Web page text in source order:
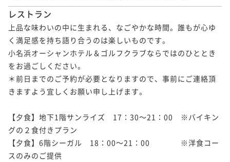
レストラン
上品な味わいの中に生まれる、なごやかな時間。誰もが心ゆ
く満足感を持ち語り合うのは楽しいものです。
小名浜オーシャンホテル＆ゴルフクラブならではのひととき
をお過ごしください。
＊前日までのご予約が必要となりますので、事前にご連絡頂
きますよう宜しくお願い申し上げます。
【夕食】地下1階サンライズ　17：30～21：00　※バイキン
グの２食付きプラン
【夕食】6階シーガル　18：00～21：00　　　　※洋食コー
スのみのご提供